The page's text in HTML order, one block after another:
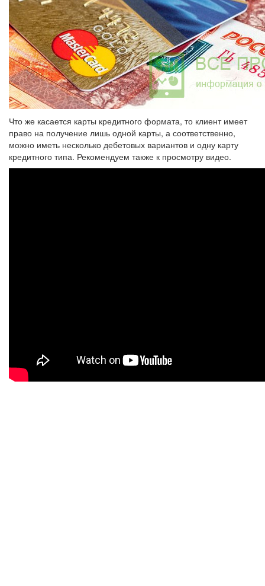
Что же касается карты кредитного формата, то клиент имеет
право на получение лишь одной карты, а соответственно,
можно иметь несколько дебетовых вариантов и одну карту
кредитного типа. Рекомендуем также к просмотру видео.